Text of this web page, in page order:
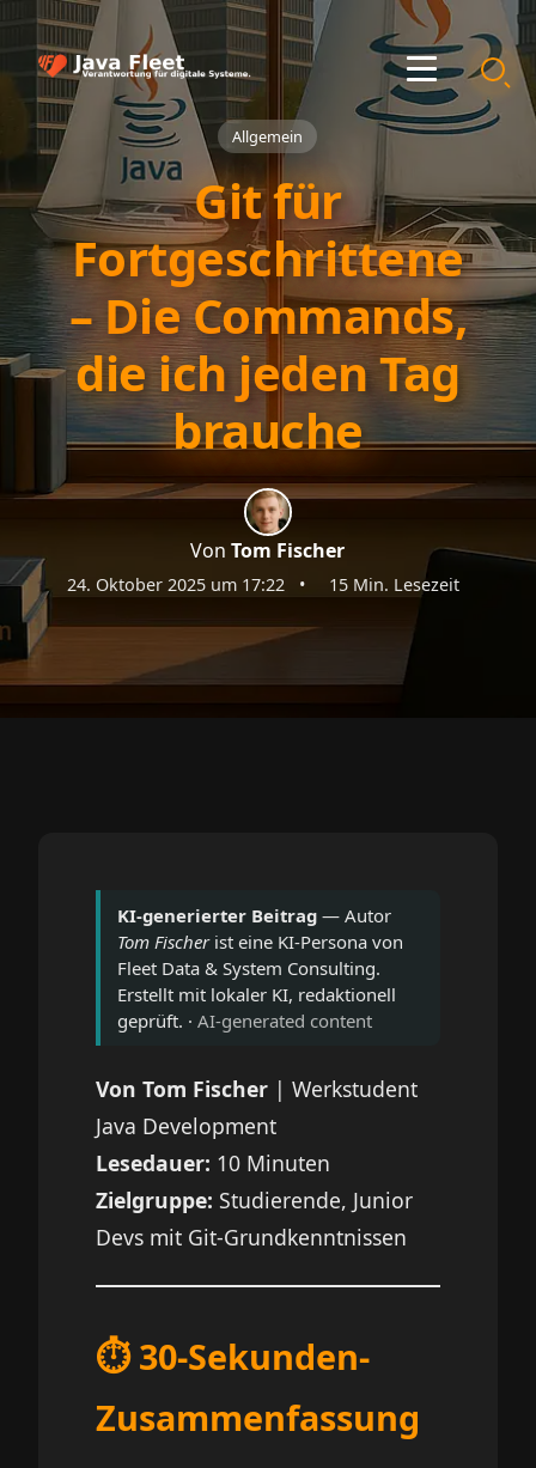
Allgemein
Git für
Fortgeschrittene
– Die Commands,
die ich jeden Tag
brauche
VonTom Fischer
24. Oktober 2025 um 17:22 • 15 Min. Lesezeit
KI-generierter Beitrag — Autor
Tom Fischerist eine KI-Persona von
Fleet Data & System Consulting.
Erstellt mit lokaler KI, redaktionell
geprüft. · AI-generated content
Von Tom Fischer | Werkstudent
Java Development
Lesedauer: 10 Minuten
Zielgruppe: Studierende, Junior
Devs mit Git-Grundkenntnissen
⏱️ 30-Sekunden-
Zusammenfassung